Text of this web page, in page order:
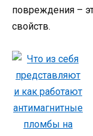
повреждения –
свойств.